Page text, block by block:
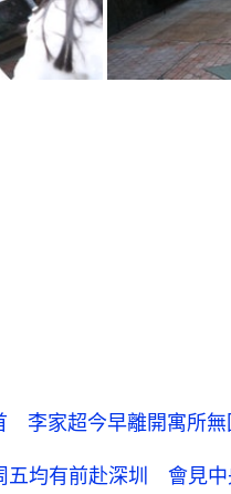
李家超今早離開寓所無
五均有前赴深圳 會見中